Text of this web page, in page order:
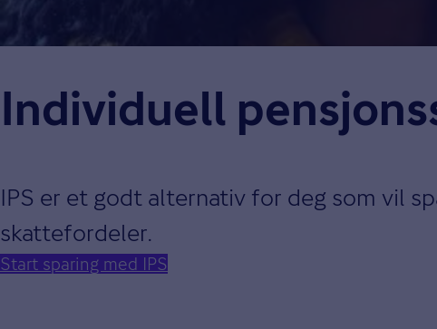
Individuell
IPS er et godt alternativ for deg som vil
skattefordeler.
Start sparing med IPS